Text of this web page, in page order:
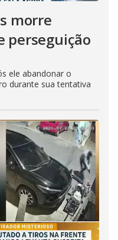
morre
perseguição
ele abandonar o
durante sua tentativa